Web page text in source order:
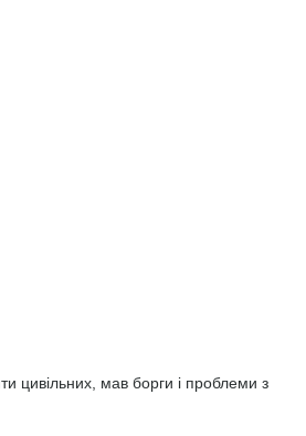
цивільних, мав борги і проблеми з